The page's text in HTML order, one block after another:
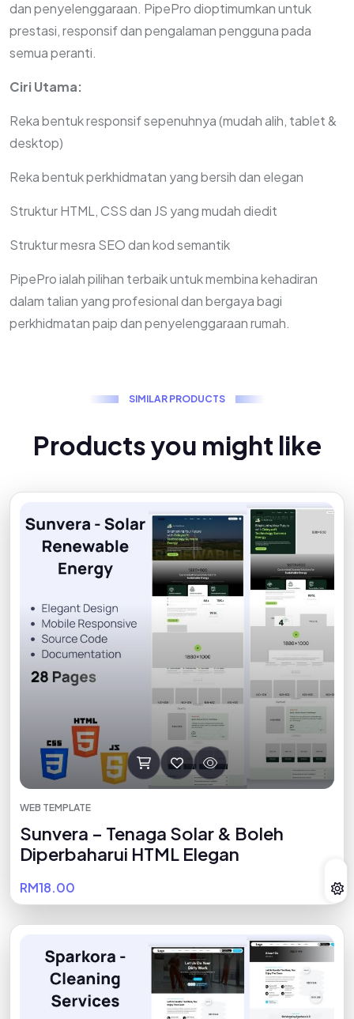
dan penyelenggaraan. PipePro dioptimumkan untuk
prestasi, responsif dan pengalaman pengguna pada
semua peranti.
Ciri Utama:
Reka bentuk responsif sepenuhnya (mudah alih, tablet &
desktop)
Reka bentuk perkhidmatan yang bersih dan elegan
Struktur HTML, CSS dan JS yang mudah diedit
Struktur mesra SEO dan kod semantik
PipePro ialah pilihan terbaik untuk membina kehadiran
dalam talian yang profesional dan bergaya bagi
perkhidmatan paip dan penyelenggaraan rumah.
SIMILAR PRODUCTS
Productsyou might like
WEB TEMPLATE
Sunvera – Tenaga Solar & Boleh
Diperbaharui HTML Elegan
RM18.00